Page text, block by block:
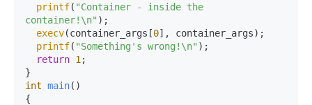
printf( "Container - inside the
container!\n" );
execv(container_args[0], container_args);
printf( "Something's wrong!\n" );
return 1 ;
int main()
{